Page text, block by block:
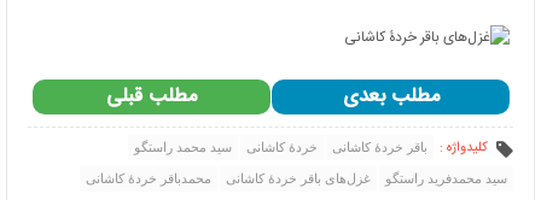
مطلب قبلی مطلب بعدی
کلیدواژه : باقر خردۀ کاشانی خردۀ کاشانی سید محمد راستگو
سید محمدفرید راستگو غزل‌های باقر خردۀ کاشانی محمدباقر خردۀ کاشانی